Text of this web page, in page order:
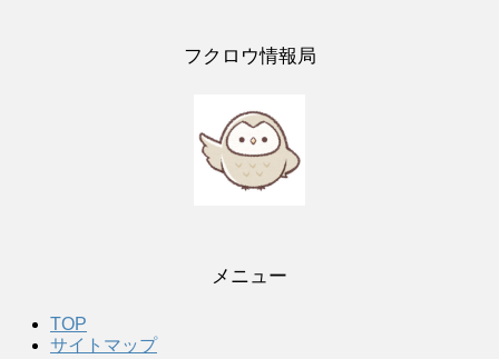
フクロウ情報局
メニュー
TOP
サイトマップ